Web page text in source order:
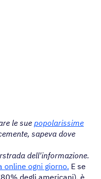
le sue popolarissime
sapeva dove
dell'informazione.
online ogni giorno. E se
degli americani), è